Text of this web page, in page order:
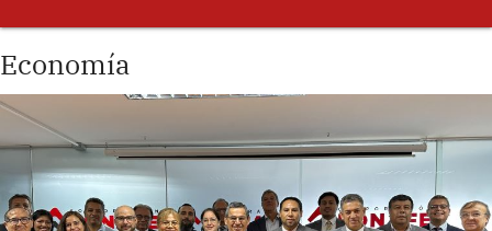
Economía